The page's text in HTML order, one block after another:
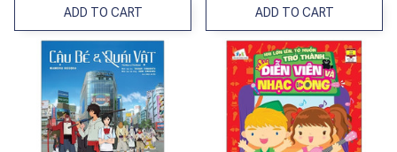
ADD TO CART ADD TO CART